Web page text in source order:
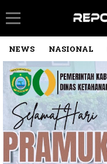
NEWS NASIONAL